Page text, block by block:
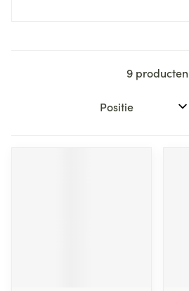
9 producten
Sorteer op: